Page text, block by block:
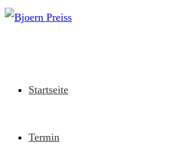
Zum
Startseite
Termin